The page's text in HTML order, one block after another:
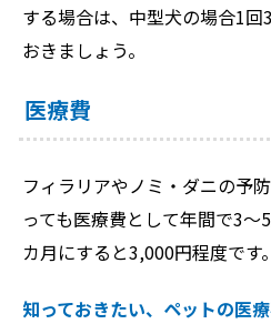
する場合は、中型犬の場合1
おきましょう。
医療費
フィラリアやノミ・ダニの予
っても医療費として年間で3～
カ月にすると3,000円程度です。
知っておきたい、ペットの医